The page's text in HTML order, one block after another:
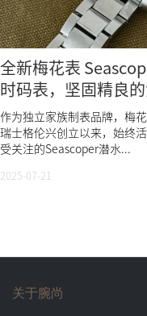
全新梅花表
时码表，坚固精良
作为独立家族制表品牌，梅
瑞士格伦兴创立以来，始终
受关注的Seascoper潜水...
2025-07-21
关于腕尚